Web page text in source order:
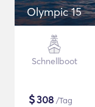
Olympic 15
Schnellboot
$308 /Tag